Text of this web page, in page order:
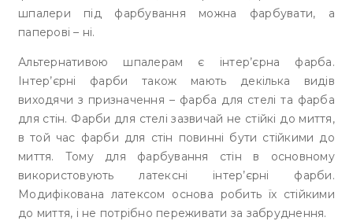
шпалери під фарбування можна фарбувати, а
паперові – ні.
Альтернативою шпалерам є інтер’єрна фарба.
Інтер’єрні фарби також мають декілька видів
виходячи з призначення – фарба для стелі та фарба
для стін. Фарби для стелі зазвичай не стійкі до миття,
в той час фарби для стін повинні бути стійкими до
миття. Тому для фарбування стін в основному
використовують латексні інтер’єрні фарби.
Модифікована латексом основа робить їх стійкими
до миття, і не потрібно переживати за забруднення.